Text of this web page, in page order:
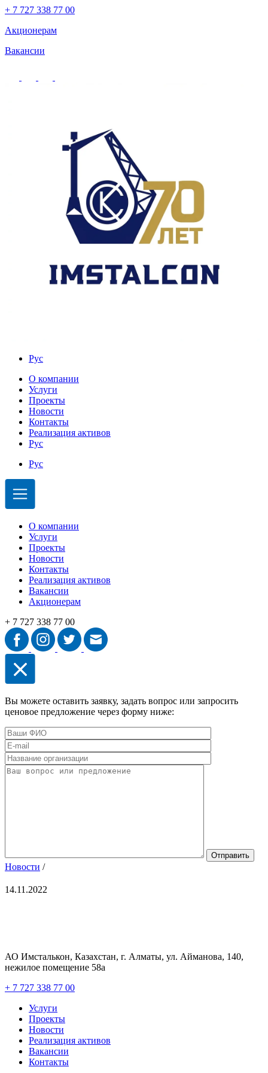
+ 7 727 338 77 00
Акционерам
Вакансии
Рус
О компании
Услуги
Проекты
Новости
Контакты
Реализация активов
Рус
Рус
О компании
Услуги
Проекты
Новости
Контакты
Реализация активов
Вакансии
Акционерам
+ 7 727 338 77 00
Вы можете оставить заявку, задать вопрос или запросить
ценовое предложение через форму ниже:
Новости /
14.11.2022
АО Имсталькон, Казахстан, г. Алматы, ул. Айманова, 140,
нежилое помещение 58а
+ 7 727 338 77 00
Услуги
Проекты
Новости
Реализация активов
Вакансии
Контакты